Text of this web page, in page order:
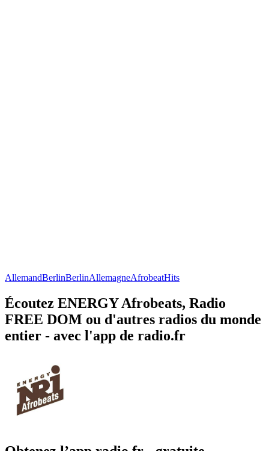
AllemandBerlinBerlinAllemagneAfrobeatHits
Écoutez ENERGY Afrobeats, Radio
FREE DOM ou d'autres radios du monde
entier - avec l'app de radio.fr